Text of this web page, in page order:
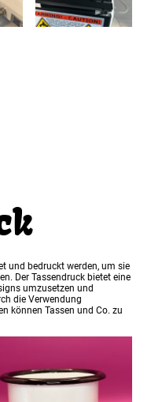
und bedruckt werden, um sie
Der Tassendruck bietet eine
umzusetzen und
die Verwendung
können Tassen und Co. zu